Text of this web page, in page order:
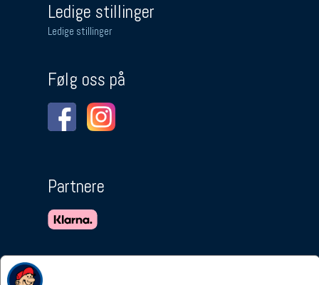
Ledige stillinger
Ledige stillinger
Følg oss på
Partnere